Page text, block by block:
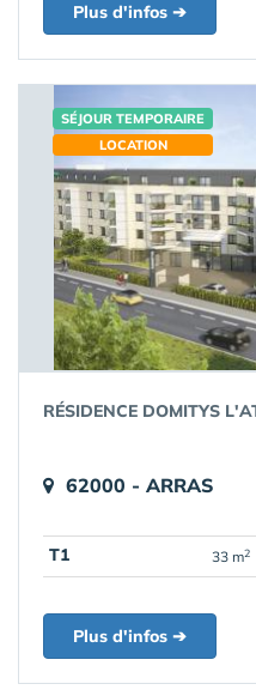
Plus d'infos ➔
SÉJOUR TEMPORAIRE
LOCATION
RÉSIDENCE DOMITYS
62000 - ARRAS
T1 33 m2
Plus d'infos ➔